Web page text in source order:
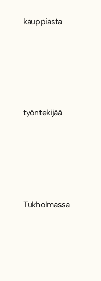
kauppiasta
työntekijää
Tukholmassa